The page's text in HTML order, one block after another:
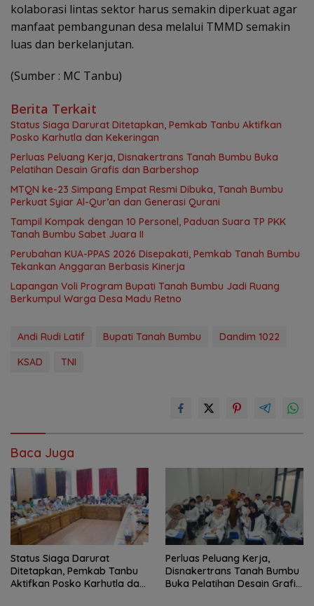
kolaborasi lintas sektor harus semakin diperkuat agar
manfaat pembangunan desa melalui TMMD semakin
luas dan berkelanjutan.
(Sumber : MC Tanbu)
Berita Terkait
Status Siaga Darurat Ditetapkan, Pemkab Tanbu Aktifkan
Posko Karhutla dan Kekeringan
Perluas Peluang Kerja, Disnakertrans Tanah Bumbu Buka
Pelatihan Desain Grafis dan Barbershop
MTQN ke-23 Simpang Empat Resmi Dibuka, Tanah Bumbu
Perkuat Syiar Al-Qur’an dan Generasi Qurani
Tampil Kompak dengan 10 Personel, Paduan Suara TP PKK
Tanah Bumbu Sabet Juara II
Perubahan KUA-PPAS 2026 Disepakati, Pemkab Tanah Bumbu
Tekankan Anggaran Berbasis Kinerja
Lapangan Voli Program Bupati Tanah Bumbu Jadi Ruang
Berkumpul Warga Desa Madu Retno
Andi Rudi Latif Bupati Tanah Bumbu
Dandim 1022
KSAD
TNI
Baca Juga
Status Siaga Darurat
Ditetapkan, Pemkab Tanbu
Aktifkan Posko Karhutla dan
Perluas Peluang Kerja,
Disnakertrans Tanah Bumbu
Buka Pelatihan Desain Grafis